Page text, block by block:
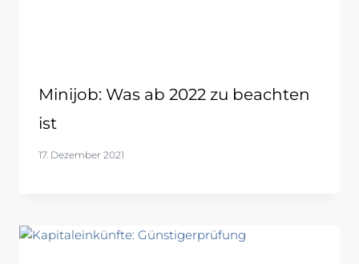
Minijob: Was ab 2022 zu beachten
ist
17. Dezember 2021